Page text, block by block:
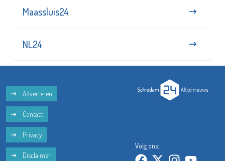
Maassluis24
NL24
Adverteren
Contact
Privacy
Disclaimer
Volg ons: